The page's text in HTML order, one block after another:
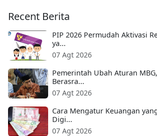
Recent Berita
PIP 2026 Permudah Aktivasi
ya...
07 Agt 2026
Pemerintah Ubah Aturan
Berasra...
07 Agt 2026
Cara Mengatur Keuangan
Digi...
07 Agt 2026